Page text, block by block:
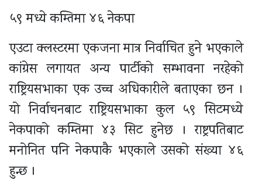
५९ मध्ये कम्तिमा ४६ नेकपा
एउटा क्लस्टरमा एकजना मात्र निर्वाचित हुने भएकाले
कांग्रेस लगायत अन्य पार्टीको सम्भावना नरहेको
राष्ट्रियसभाका एक उच्च अधिकारीले बताएका छन ।
यो निर्वाचनबाट राष्ट्रियसभाका कुल ५९ सिटमध्ये
नेकपाको कम्तिमा ४३ सिट हुनेछ । राष्ट्रपतिबाट
मनोनित पनि नेकपाकै भएकाले उसको संख्या ४६
हुन्छ ।